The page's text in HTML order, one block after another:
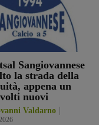
Sangiovannese
la strada della
appena un
nuovi
Valdarno